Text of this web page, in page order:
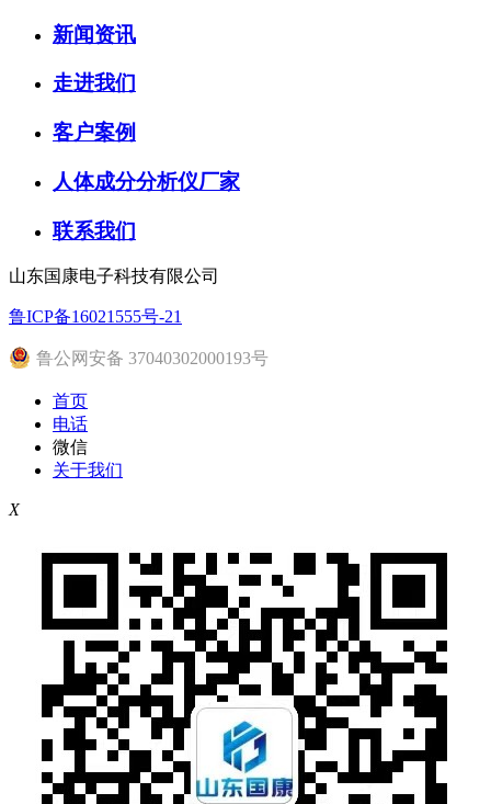
新闻资讯
走进我们
客户案例
人体成分分析仪厂家
联系我们
山东国康电子科技有限公司
鲁ICP备16021555号-21
鲁公网安备 37040302000193号
首页
电话
微信
关于我们
X